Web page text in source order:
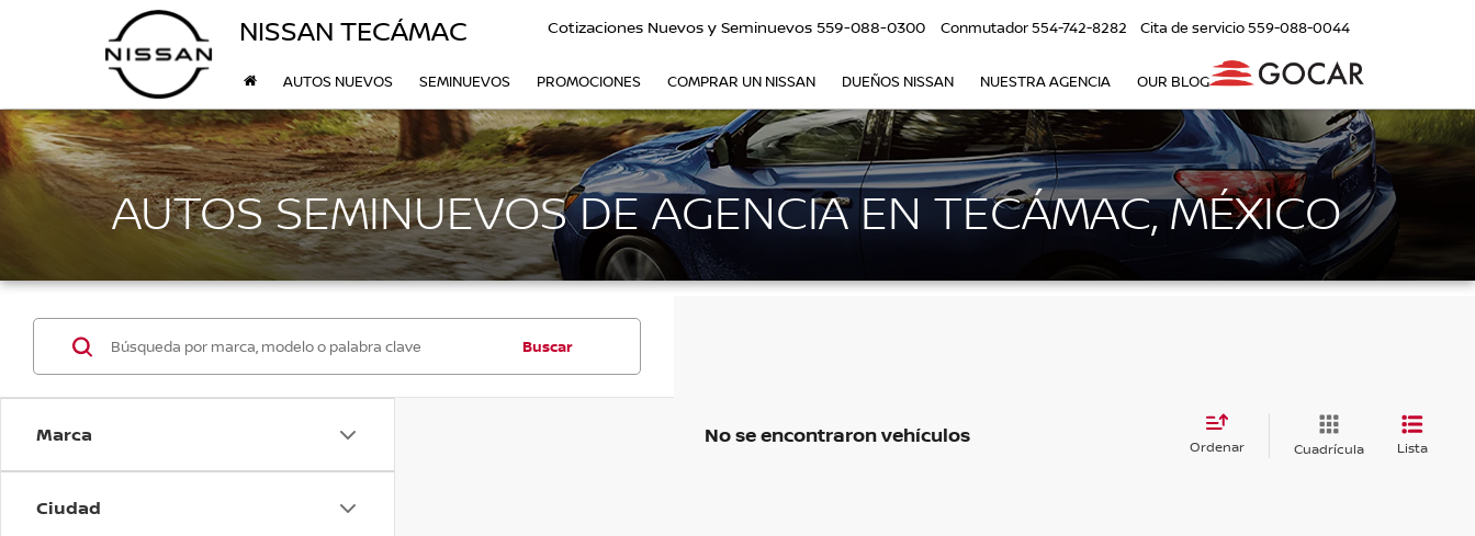
NISSAN TECÁMAC Cotizaciones Nuevos y Seminuevos 559-088-0300 Conmutador554-742-8282 Cita de servicio559-088-0044
AUTOS NUEVOS SEMINUEVOS PROMOCIONES COMPRAR UN NISSAN DUEÑOS NISSAN NUESTRA AGENCIA OUR BLOG
AUTOS SEMINUEVOS DE AGENCIA EN TECÁMAC, MÉXICO
Marca
Ciudad
Buscar
No se encontraron vehículos Ordenar Cuadrícula Lista